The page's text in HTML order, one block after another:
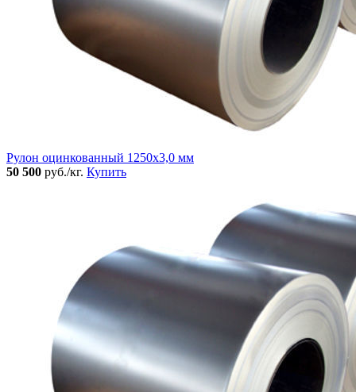
Рулон оцинкованный 1250х3,0 мм
50 500 руб./кг. Купить